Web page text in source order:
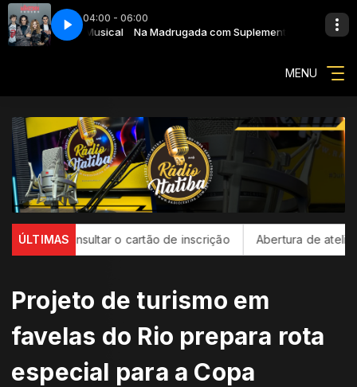
04:00 - 06:00
Musical Na Madrugada com Suplemento Musical
107 - Måneskin - Beggin'
MENU
ÚLTIMAS
consultar o cartão de inscrição Abertura de ateliê de
Projeto de turismo em
favelas do Rio prepara rota
especial para a Copa